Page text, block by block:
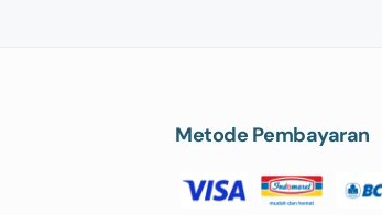
Metode Pembayaran